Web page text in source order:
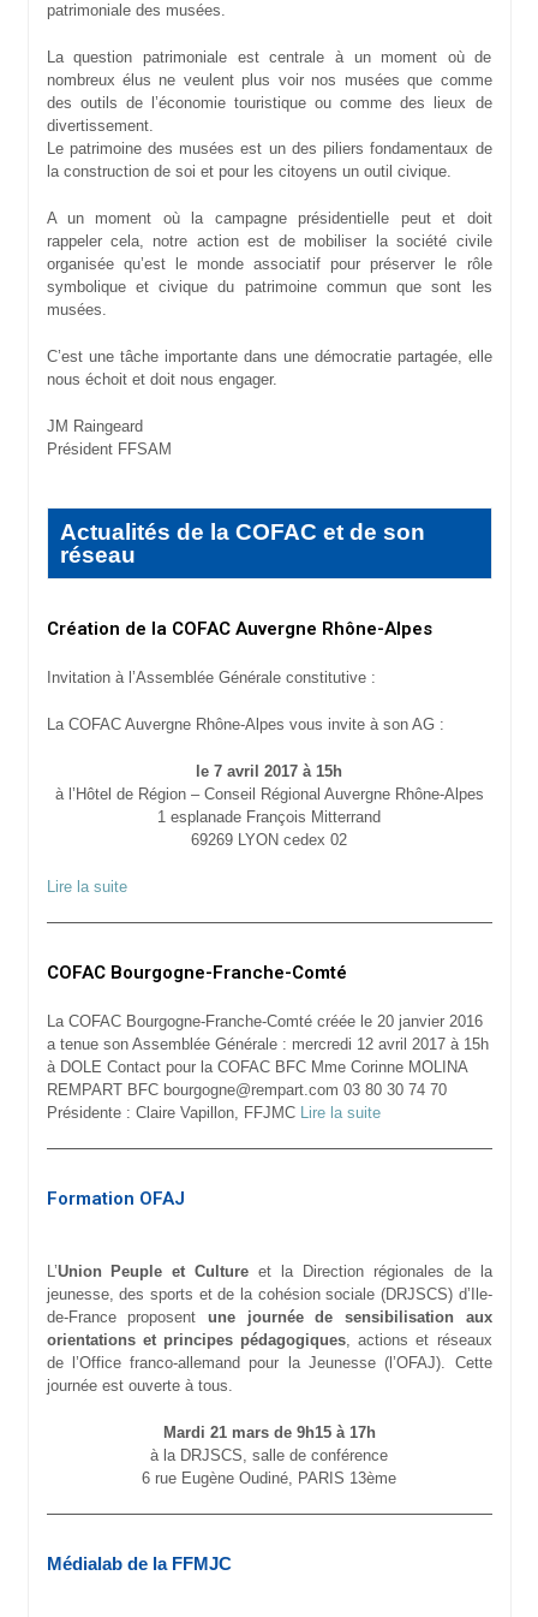
patrimoniale des musées.
La question patrimoniale est centrale à un moment où de
nombreux élus ne veulent plus voir nos musées que comme
des outils de l’économie touristique ou comme des lieux de
divertissement.
Le patrimoine des musées est un des piliers fondamentaux de
la construction de soi et pour les citoyens un outil civique.
A un moment où la campagne présidentielle peut et doit
rappeler cela, notre action est de mobiliser la société civile
organisée qu’est le monde associatif pour préserver le rôle
symbolique et civique du patrimoine commun que sont les
musées.
C’est une tâche importante dans une démocratie partagée, elle
nous échoit et doit nous engager.
JM Raingeard
Président FFSAM
Actualités de la COFAC et de son
réseau
Création de la COFAC Auvergne Rhône-Alpes
Invitation à l’Assemblée Générale constitutive :
La COFAC Auvergne Rhône-Alpes vous invite à son AG :
le 7 avril 2017 à 15h
à l’Hôtel de Région – Conseil Régional Auvergne Rhône-Alpes
1 esplanade François Mitterrand
69269 LYON cedex 02
Lire la suite
COFAC Bourgogne-Franche-Comté
La COFAC Bourgogne-Franche-Comté créée le 20 janvier 2016
a tenue son Assemblée Générale : mercredi 12 avril 2017 à 15h
à DOLE Contact pour la COFAC BFC Mme Corinne MOLINA
REMPART BFC bourgogne@rempart.com 03 80 30 74 70
Présidente : Claire Vapillon, FFJMC Lire la suite
Formation OFAJ
L’Union Peuple et Culture et la Direction régionales de la
jeunesse, des sports et de la cohésion sociale (DRJSCS) d’Ile-
de-France proposent une journée de sensibilisation aux
orientations et principes pédagogiques, actions et réseaux
de l’Office franco-allemand pour la Jeunesse (l’OFAJ). Cette
journée est ouverte à tous.
Mardi 21 mars de 9h15 à 17h
à la DRJSCS, salle de conférence
6 rue Eugène Oudiné, PARIS 13ème
Médialab de la FFMJC